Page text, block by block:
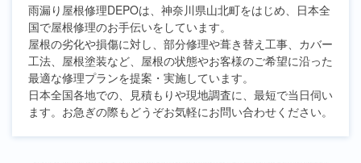
雨漏り屋根修理DEPOは、神奈川県山北町をはじめ、日本全
国で屋根修理のお手伝いをしています。
屋根の劣化や損傷に対し、部分修理や葺き替え工事、カバー
工法、屋根塗装など、屋根の状態やお客様のご希望に沿った
最適な修理プランを提案・実施しています。
日本全国各地での、見積もりや現地調査に、最短で当日伺い
ます。お急ぎの際もどうぞお気軽にお問い合わせください。